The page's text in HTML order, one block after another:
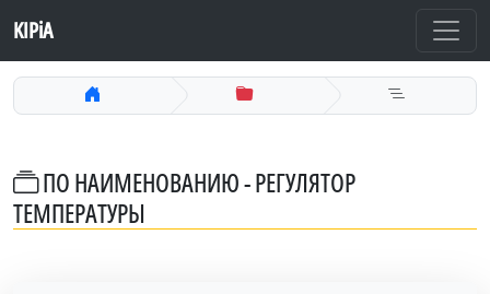
KIPiA
ПО НАИМЕНОВАНИЮ - РЕГУЛЯТОР
ТЕМПЕРАТУРЫ